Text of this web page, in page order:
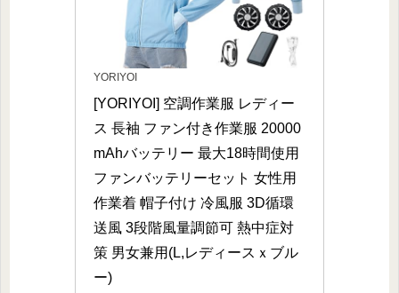
YORIYOI
[YORIYOI] 空調作業服 レディー
ス 長袖 ファン付き作業服 20000
mAhバッテリー 最大18時間使用
ファンバッテリーセット 女性用
作業着 帽子付け 冷風服 3D循環
送風 3段階風量調節可 熱中症対
策 男女兼用(L,レディースｘブル
ー)